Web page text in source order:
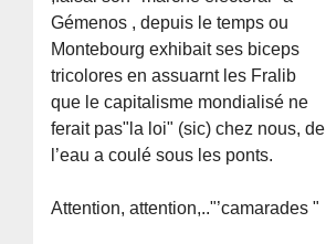
Gémenos , depuis le temps ou
Montebourg exhibait ses biceps
tricolores en assuarnt les Fralib
que le capitalisme mondialisé ne
ferait pas"la loi" (sic) chez nous, de
l’eau a coulé sous les ponts.
Attention, attention,.."’camarades "